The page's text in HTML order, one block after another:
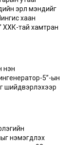
эрүүл мэндийг
хаан
ХХК-тай хамтран
нэн
5”-ын
шийдвэрлэхээр
нэмэгдүүлэх